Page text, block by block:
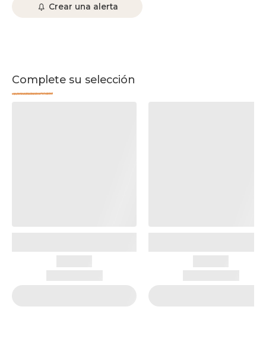
Crear una alerta
Complete su selección